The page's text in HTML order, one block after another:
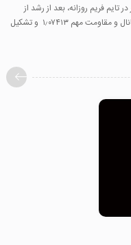
تایم فریم روزانه، بعد از رشد از
محدوده کف روند صعودی ۱٫۰۶۷۶۰ و شکست سقف کانال و مقاومت مهم ۱٫۰۷۴۱۳ و تشکیل